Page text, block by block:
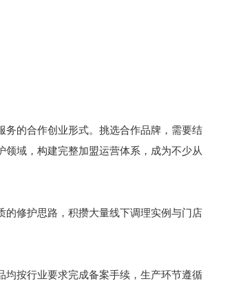
的合作创业形式。挑选合作品牌，需要结
域，构建完整加盟运营体系，成为不少从
修护思路，积攒大量线下调理实例与门店
按行业要求完成备案手续，生产环节遵循